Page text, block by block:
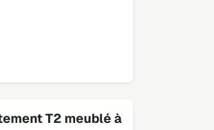
T2 meublé à